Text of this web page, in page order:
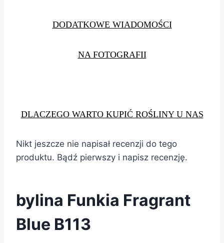
DODATKOWE WIADOMOŚCI
NA FOTOGRAFII
DLACZEGO WARTO KUPIĆ ROŚLINY U NAS
Nikt jeszcze nie napisał recenzji do tego
produktu. Bądź pierwszy i napisz recenzję.
bylina Funkia Fragrant
Blue B113